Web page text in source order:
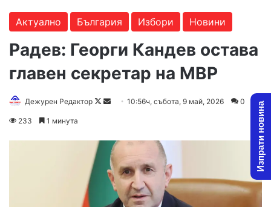
Актуално България Избори Новини
Радев: Георги Кандев остава
главен секретар на МВР
Дежурен Редактор
Follow
Send10:56ч, събота, 9 май, 2026 0
233 1 минута Изпрати новина